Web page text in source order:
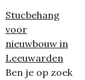
Stucbehang
voor
nieuwbouw in
Leeuwarden
Ben je op zoek